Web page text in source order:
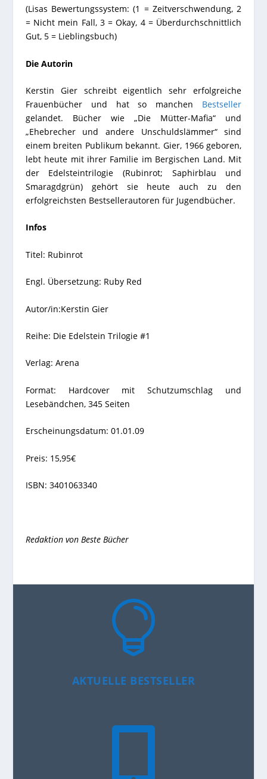
(Lisas Bewertungssystem: (1 = Zeitverschwendung, 2
= Nicht mein Fall, 3 = Okay, 4 = Überdurchschnittlich
Gut, 5 = Lieblingsbuch)
Die Autorin
Kerstin Gier schreibt eigentlich sehr erfolgreiche
Frauenbücher und hat so manchen Bestseller
gelandet. Bücher wie „Die Mütter-Mafia“ und
„Ehebrecher und andere Unschuldslämmer“ sind
einem breiten Publikum bekannt. Gier, 1966 geboren,
lebt heute mit ihrer Familie im Bergischen Land. Mit
der Edelsteintrilogie (Rubinrot; Saphirblau und
Smaragdgrün) gehört sie heute auch zu den
erfolgreichsten Bestsellerautoren für Jugendbücher.
Infos
Titel: Rubinrot
Engl. Übersetzung: Ruby Red
Autor/in:Kerstin Gier
Reihe: Die Edelstein Trilogie #1
Verlag: Arena
Format: Hardcover mit Schutzumschlag und
Lesebändchen, 345 Seiten
Erscheinungsdatum: 01.01.09
Preis: 15,95€
ISBN: 3401063340
Redaktion von Beste Bücher

AKTUELLE BESTSELLER